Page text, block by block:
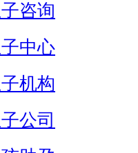
咨询
中心
机构
公司